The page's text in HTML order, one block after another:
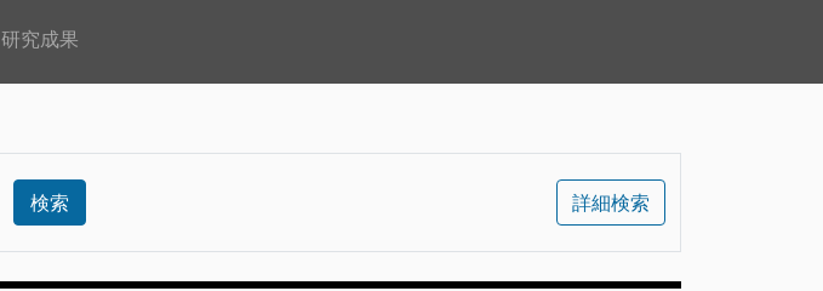
研究成果
検索 詳細検索